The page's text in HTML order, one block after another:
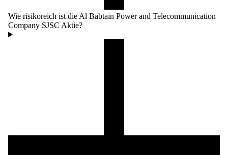
Wie risikoreich ist die Al Babtain Power and Telecommunication
Company SJSC Aktie?